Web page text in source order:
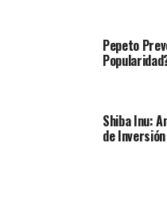
Pepeto
Shiba Inu:
de Inversión